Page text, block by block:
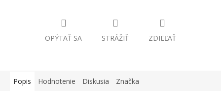
OPÝTAŤ SA STRÁŽIŤ ZDIEĽAŤ
Popis Hodnotenie Diskusia Značka